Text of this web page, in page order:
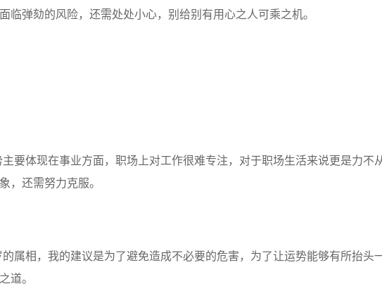
临弹劾的风险，还需处处小心，别给别有用心之人可乘之机。
体现在事业方面，职场上对工作很难专注，对于职场生活来说更是力不
，还需努力克服。
相，我的建议是为了避免造成不必要的危害，为了让运势能够有所抬头
道。